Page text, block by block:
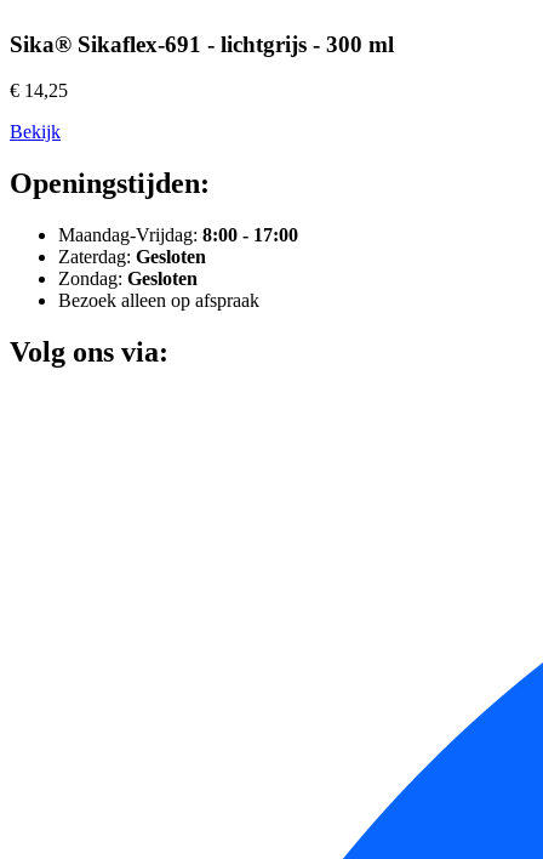
Sika® Sikaflex-691 - lichtgrijs - 300 ml
€ 14,25
Bekijk
Openingstijden:
Maandag-Vrijdag: 8:00 - 17:00
Zaterdag: Gesloten
Zondag: Gesloten
Bezoek alleen op afspraak
Volg ons via: